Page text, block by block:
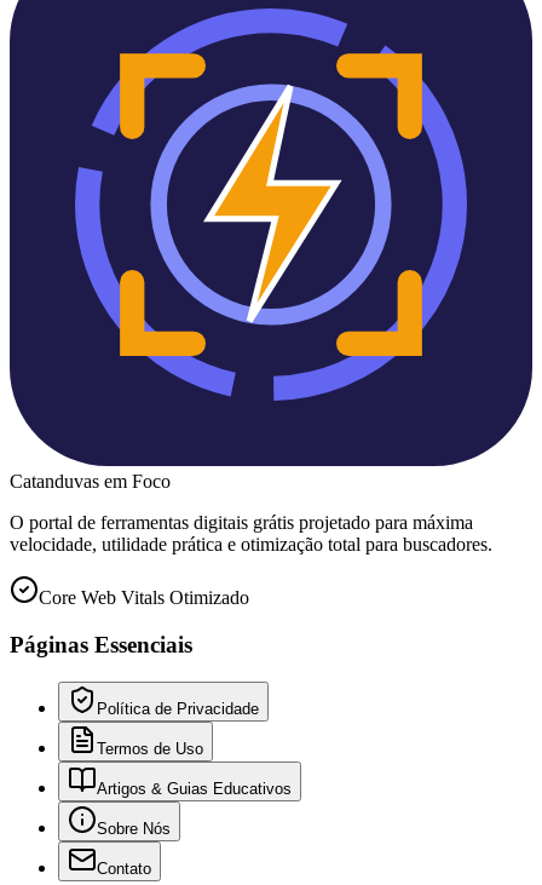
Catanduvas em Foco
O portal de ferramentas digitais grátis projetado para máxima
velocidade, utilidade prática e otimização total para buscadores.
Core Web Vitals Otimizado
Páginas Essenciais
Política de Privacidade
Termos de Uso
Artigos & Guias Educativos
Sobre Nós
Contato